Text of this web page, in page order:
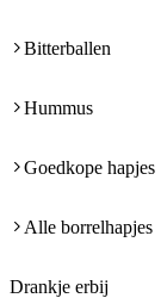
Bitterballen
Hummus
Goedkope hapjes
Alle borrelhapjes
Drankje erbij